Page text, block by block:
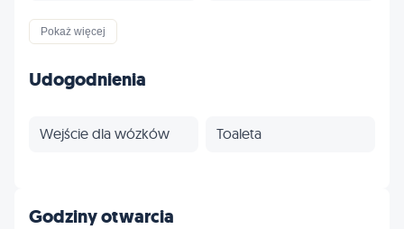
Szczepienia
Profilaktyka
Pokaż więcej
Udogodnienia
Wejście dla wózków Toaleta
Godziny otwarcia